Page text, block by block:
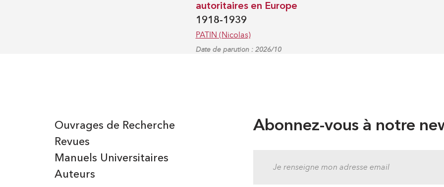
autoritaires en Europe
1918-1939
PATIN (Nicolas)
Date de parution : 2026/10
Abonnez-vous à notre
Auteurs
Manuels Universitaires
Ouvrages de Recherche
Revues